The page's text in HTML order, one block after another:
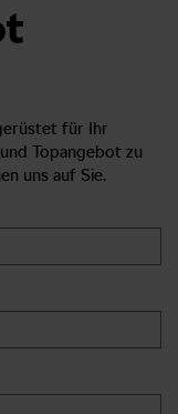
für Ihr
Topangebot zu
uns auf Sie.